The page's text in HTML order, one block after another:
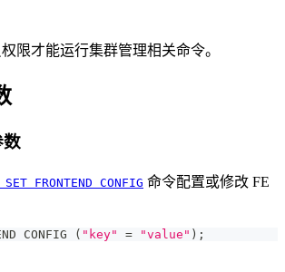
限才能运行集群管理相关命令。
数
FRONTEND CONFIG 命令配置或修改 FE
CONFIG ( "key" = "value" ) ;